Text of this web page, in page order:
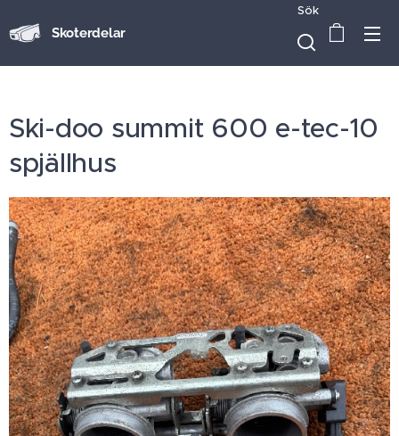
Skoterdelar
Sök
Ski-doo summit 600 e-tec-10
spjällhus